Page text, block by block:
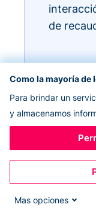
de
Como la mayoría
Para brindar un
y almacenamos
Mas opciones